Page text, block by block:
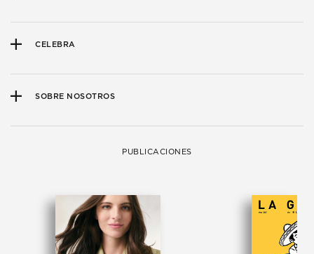
CELEBRA
SOBRE NOSOTROS
PUBLICACIONES